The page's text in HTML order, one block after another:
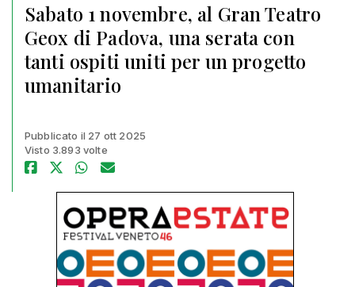
Sabato 1 novembre, al Gran Teatro
Geox di Padova, una serata con
tanti ospiti uniti per un progetto
umanitario
Pubblicato il 27 ott 2025
Visto 3.893 volte